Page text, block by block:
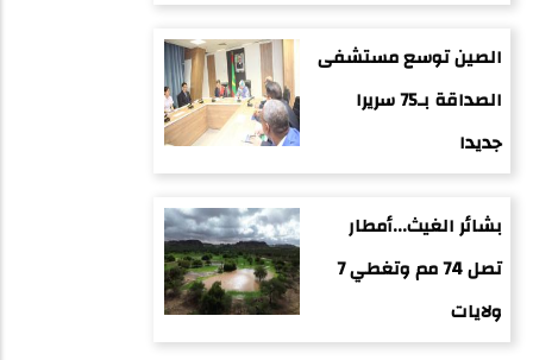
الصين توسع مستشفى
الصداقة بـ75 سريرا
جديدا
بشائر الغيث...أمطار
تصل 74 مم وتغطي 7
ولايات